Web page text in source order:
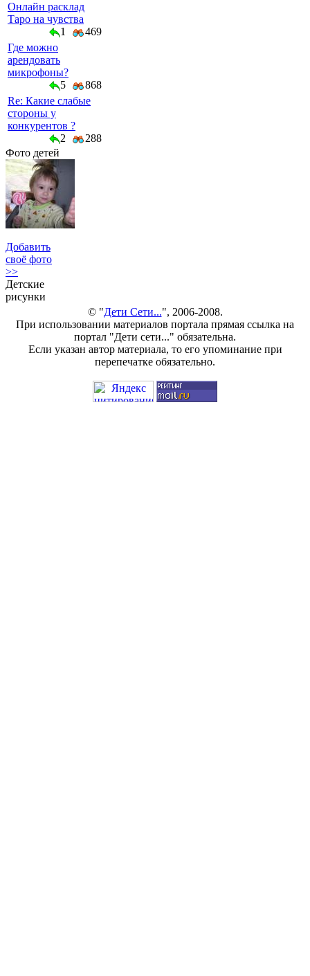
Онлайн расклад
Таро на чувства
1
469
Где можно
арендовать
микрофоны?
5
868
Re: Какие слабые
стороны у
конкурентов ?
2
288
Фото детей
Добавить
своё фото
>>
Детские
рисунки
© "Дети Сети...", 2006-2008.
При использовании материалов портала прямая ссылка на
портал "Дети сети..." обязательна.
Если указан автор материала, то его упоминание при
перепечатке обязательно.